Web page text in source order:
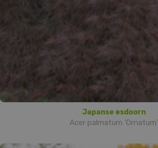
Japanse esdoorn
Acer palmatum 'Ornatum'